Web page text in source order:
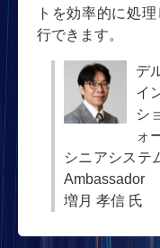
トを効率的に処
行できます。
デ
イ
シ
ォ
シニアシステ
Ambassador
増月 孝信 氏